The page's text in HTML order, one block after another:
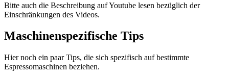
Bitte auch die Beschreibung auf Youtube lesen bezüglich der
Einschränkungen des Videos.
Maschinenspezifische Tips
Hier noch ein paar Tips, die sich spezifisch auf bestimmte
Espressomaschinen beziehen.